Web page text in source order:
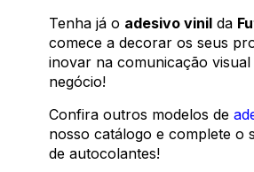
Tenha já o adesivo vinil da
comece a decorar os seus
inovar na comunicação visual
negócio!
Confira outros modelos de
nosso catálogo e complete o
de autocolantes!